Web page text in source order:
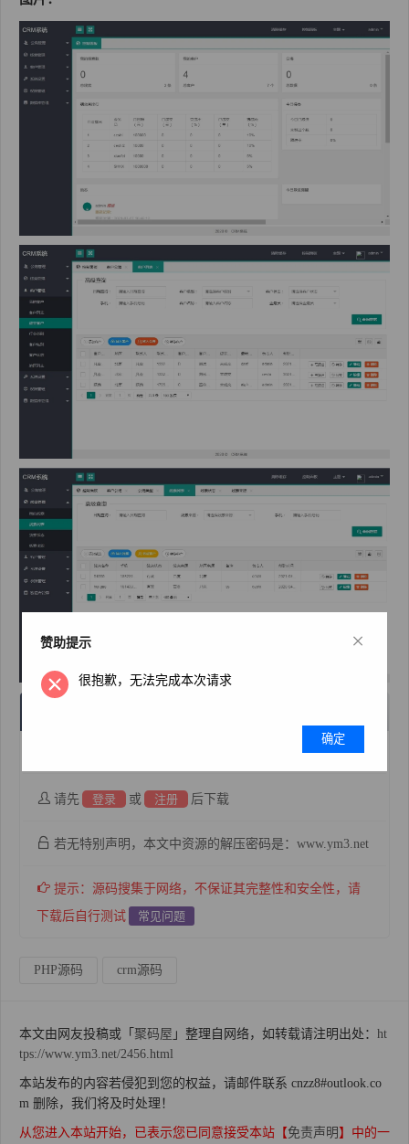
请先 登录 或 注册 后下载
若无特别声明，本文中资源的解压密码是：www.ym3.net
提示：源码搜集于网络，不保证其完整性和安全性，请
下载后自行测试
常见问题
PHP源码 crm源码
本文由网友投稿或「 聚码屋 」整理自网络，如转载请注明出处： ht
tps://www.ym3.net/2456.html
本站发布的内容若侵犯到您的权益，请邮件联系 cnzz8#outlook.co
m 删除，我们将及时处理！
从您进入本站开始，已表示您已同意接受本站【免责声明】中的一
赞助提示 ×
很抱歉，无法完成本次请求
确定